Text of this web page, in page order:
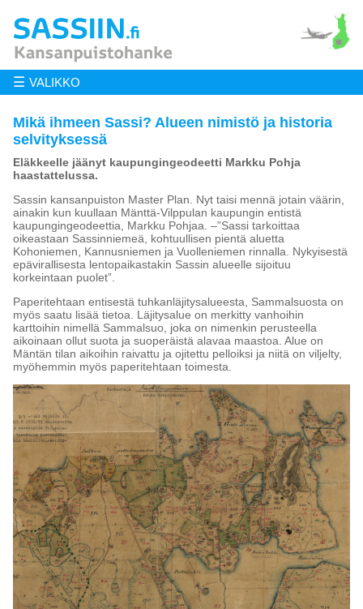
☰ VALIKKO
Mikä ihmeen Sassi? Alueen nimistö ja historia
selvityksessä
Eläkkeelle jäänyt kaupungingeodeetti Markku Pohja
haastattelussa.
Sassin kansanpuiston Master Plan. Nyt taisi mennä jotain väärin,
ainakin kun kuullaan Mänttä-Vilppulan kaupungin entistä
kaupungingeodeettia, Markku Pohjaa. –”Sassi tarkoittaa
oikeastaan Sassinniemeä, kohtuullisen pientä aluetta
Kohoniemen, Kannusniemen ja Vuolleniemen rinnalla. Nykyisestä
epävirallisesta lentopaikastakin Sassin alueelle sijoituu
korkeintaan puolet”.
Paperitehtaan entisestä tuhkanläjitysalueesta, Sammalsuosta on
myös saatu lisää tietoa. Läjitysalue on merkitty vanhoihin
karttoihin nimellä Sammalsuo, joka on nimenkin perusteella
aikoinaan ollut suota ja suoperäistä alavaa maastoa. Alue on
Mäntän tilan aikoihin raivattu ja ojitettu pelloiksi ja niitä on viljelty,
myöhemmin myös paperitehtaan toimesta.